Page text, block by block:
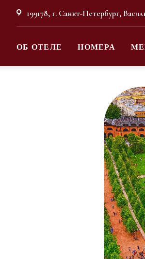
199178, г. Санкт-Петербург,
ОБ ОТЕЛЕ НОМЕРА